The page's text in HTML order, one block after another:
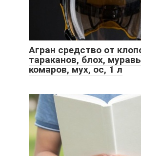
Агран средство от
тараканов, блох,
комаров, мух, ос, 1 л